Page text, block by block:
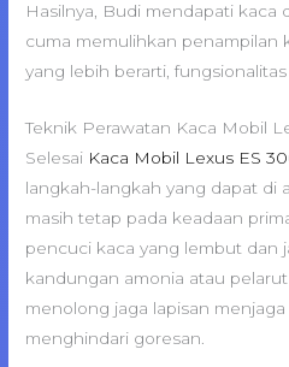
Hasilnya, Budi mendapati kaca
cuma memulihkan penampilan
yang lebih berarti,
Teknik Perawatan Kaca Mobil
Selesai Kaca Mobil Lexus ES
langkah-langkah yang dapat di
masih tetap pada keadaan
pencuci kaca yang lembut dan
kandungan amonia atau
menolong jaga lapisan
menghindari goresan.